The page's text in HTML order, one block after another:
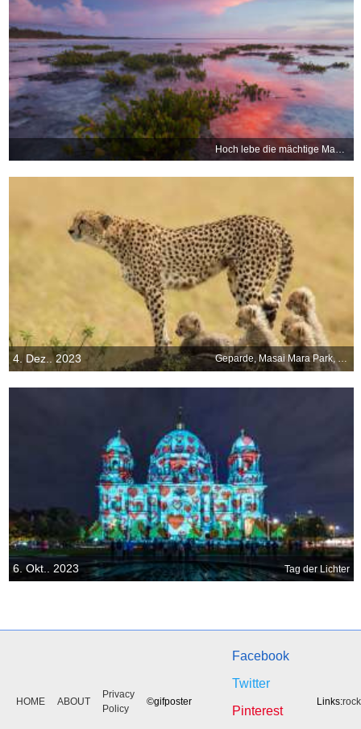
Hoch lebe die mächtige Mangrove!
4. Dez.. 2023 Geparde, Masai Mara Park, Kenia
6. Okt.. 2023 Tag der Lichter
HOME ABOUT
Privacy
Policy
©gifposter
Facebook
Twitter
Pinterest
Links: